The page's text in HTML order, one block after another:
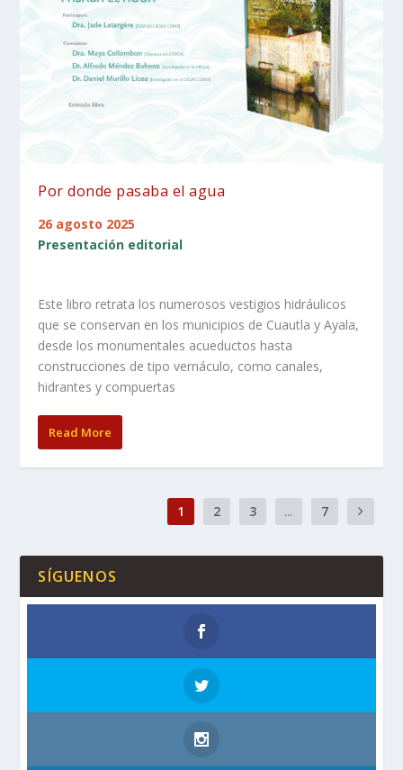
Por donde pasaba el agua
26 agosto 2025
Presentación editorial
Este libro retrata los numerosos vestigios hidráulicos
que se conservan en los municipios de Cuautla y Ayala,
desde los monumentales acueductos hasta
construcciones de tipo vernáculo, como canales,
hidrantes y compuertas
Read More
1 2 3 ... 7
SÍGUENOS